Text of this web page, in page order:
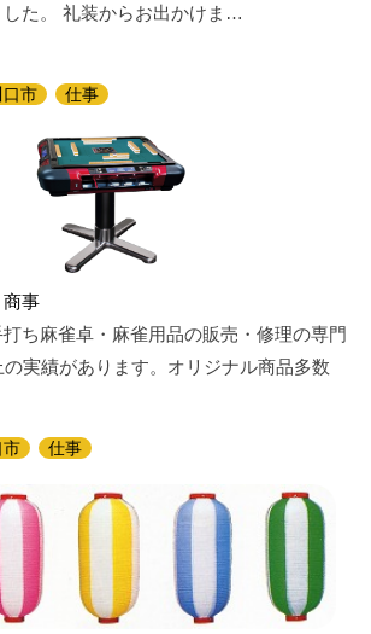
た。 礼装からお出かけま…
口市 仕事
事
ち麻雀卓・麻雀用品の販売・修理の専門
の実績があります。オリジナル商品多数
市 仕事